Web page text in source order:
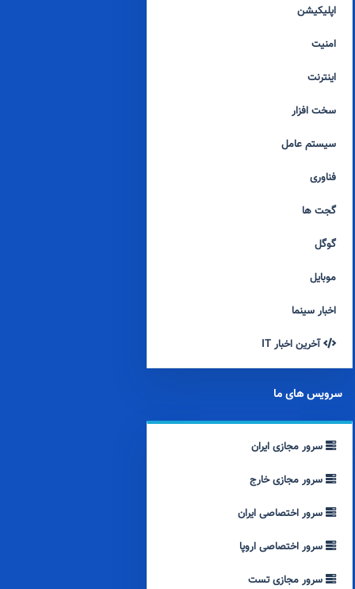
اپلیکیشن
امنیت
اینترنت
سخت افزار
سیستم عامل
فناوری
گجت ها
گوگل
موبایل
اخبار سینما
آخرین اخبار IT
سرویس های ما
سرور مجازی ایران
سرور مجازی خارج
سرور اختصاصی ایران
سرور اختصاصی اروپا
سرور مجازی تست